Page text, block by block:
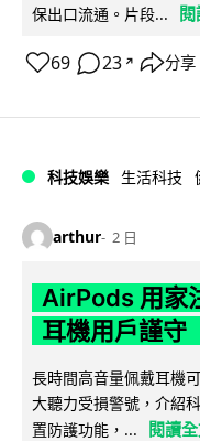
保出口流通。片段...
69 23 ↗ 分享
科技娛樂 生活科技
arthur 2 日
AirPods 用家
耳機用戶謹
長時間高音量佩戴耳機
大聽力受損警號，介紹
置防護功能，...
閱讀